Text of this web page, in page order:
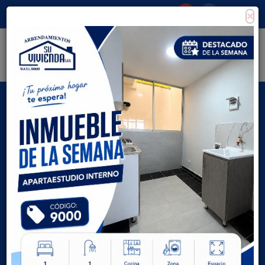
Tipo de inmueble
Todas las ciudades
AVANZADA
×